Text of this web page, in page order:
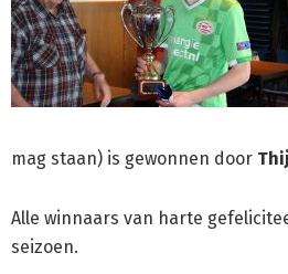
mag staan) is gewonnen door
Alle winnaars van harte
seizoen.